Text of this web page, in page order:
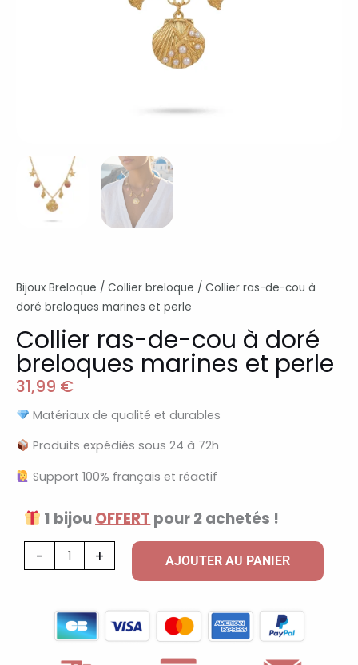
Bijoux Breloque / Collier breloque / Collier ras-de-cou à
doré breloques marines et perle
Collier ras-de-cou à doré
breloques marines et perle
31,99 €
Matériaux de qualité et durables
Produits expédiés sous 24 à 72h
Support 100% français et réactif
1 bijouOFFERT pour 2 achetés !
-
quantité
de
+ AJOUTER AU PANIER